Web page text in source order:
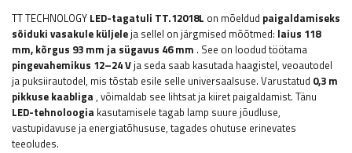
TT TECHNOLOGY LED-tagatuli TT.12018L on mõeldud paigaldamiseks
sõiduki vasakule küljeleja sellel on järgmised mõõtmed: laius 118
mm, kõrgus 93 mm ja sügavus 46 mm . See on loodud töötama
pingevahemikus 12–24 Vja seda saab kasutada haagistel, veoautodel
ja puksiirautodel, mis tõstab esile selle universaalsuse. Varustatud 0,3 m
pikkuse kaabliga, võimaldab see lihtsat ja kiiret paigaldamist. Tänu
LED-tehnoloogia kasutamisele tagab lamp suure jõudluse,
vastupidavuse ja energiatõhususe, tagades ohutuse erinevates
teeoludes.